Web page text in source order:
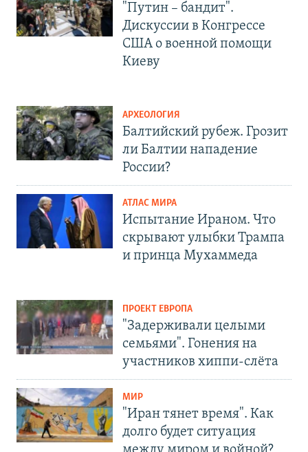
"Путин – бандит".
Дискуссии в Конгрессе
США о военной помощи
Киеву
АРХЕОЛОГИЯ
Балтийский рубеж. Грозит
ли Балтии нападение
России?
АТЛАС МИРА
Испытание Ираном. Что
скрывают улыбки Трампа
и принца Мухаммеда
ПРОЕКТ ЕВРОПА
"Задерживали целыми
семьями". Гонения на
участников хиппи-слёта
МИР
"Иран тянет время". Как
долго будет ситуация